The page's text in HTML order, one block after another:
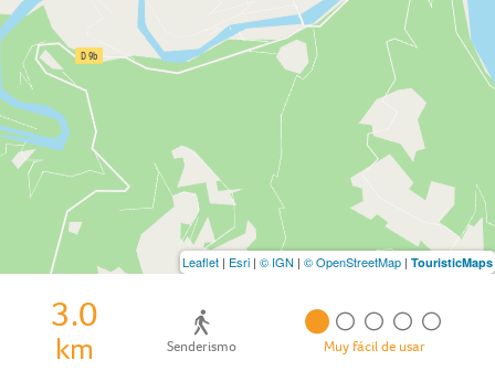
3.0
km Senderismo Muy fácil de usar
Leaflet | Esri | © IGN | © OpenStreetMap | TouristicMaps